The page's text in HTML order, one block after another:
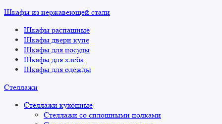
Шкафы из нержавеющей стали
Шкафы распашные
Шкафы двери купе
Шкафы для посуды
Шкафы для хлеба
Шкафы для одежды
Стеллажи
Стеллажи кухонные
Стеллажи со сплошными полками